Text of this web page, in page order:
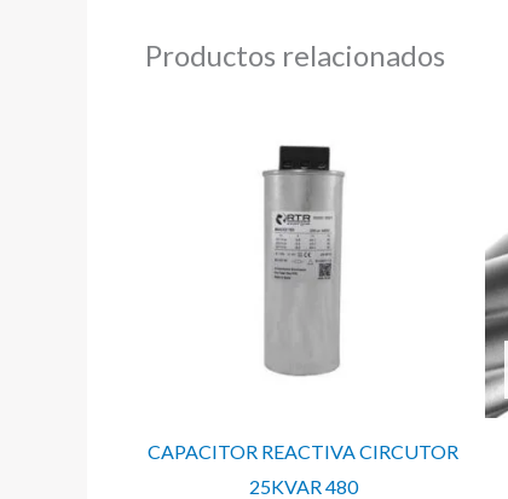
Productos relacionados
CAPACITOR REACTIVA CIRCUTOR
25KVAR 480